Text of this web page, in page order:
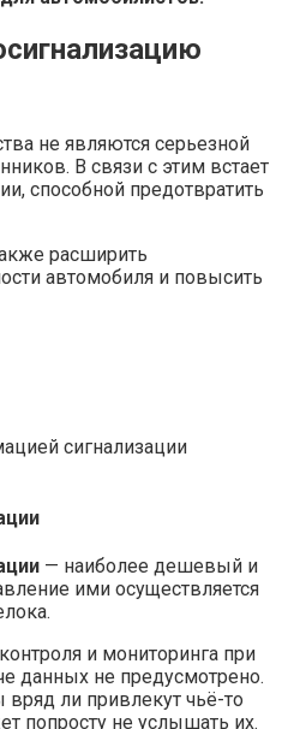
не являются серьезной
В связи с этим встает
способной предотвратить
расширить
автомобиля и повысить
сигнализации
— наиболее дешевый и
ими осуществляется
и мониторинга при
данных не предусмотрено.
ли привлекут чьё-то
попросту не услышать их.